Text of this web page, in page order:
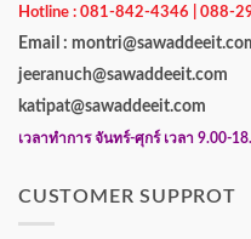
Hotline : 081-842-4346 | 088-
Email :
jeeranuch@sawaddeeit.com
katipat@sawaddeeit.com
เวลาทำการ จันทร์-ศุกร์ เวลา 9.00-
CUSTOMER SUPPROT